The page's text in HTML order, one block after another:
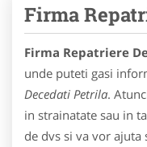
Firma
Firma Repatriere
unde puteti gasi
Decedati Petrila.
in strainatate sau in
de dvs si va vor